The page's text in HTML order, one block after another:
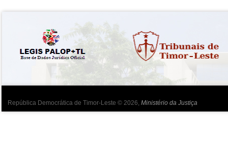
República Democrática de Timor-Leste © 2026, Ministério da Justiça